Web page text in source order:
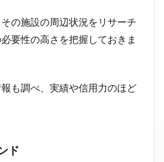
の施設の周辺状況をリサーチ
要性の高さを把握しておきま
も調べ、実績や信用力のほど
ド